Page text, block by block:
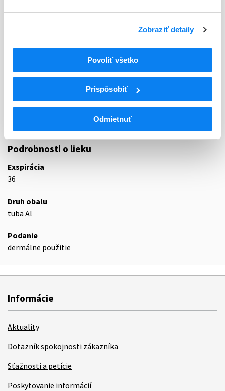
Zobraziť detaily
Povoliť všetko
Prispôsobiť
Odmietnuť
KARDIOVASKULÁRNY SYSTÉM
VAZOPROTEKTÍVA
C05BA
Heparíny a heparinoidy na lokálne použitie
Podrobnosti o lieku
Exspirácia
36
Druh obalu
tuba Al
Podanie
dermálne použitie
Informácie
Aktuality
Dotazník spokojnosti zákazníka
Sťažnosti a petície
Poskytovanie informácií